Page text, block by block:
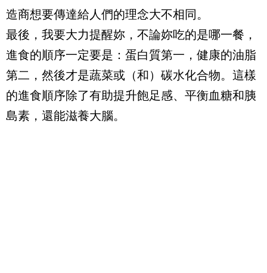
造商想要傳達給人們的理念大不相同。
最後，我要大力提醒妳，不論妳吃的是哪一餐，
進食的順序一定要是：蛋白質第一，健康的油脂
第二，然後才是蔬菜或（和）碳水化合物。這樣
的進食順序除了有助提升飽足感、平衡血糖和胰
島素，還能滋養大腦。